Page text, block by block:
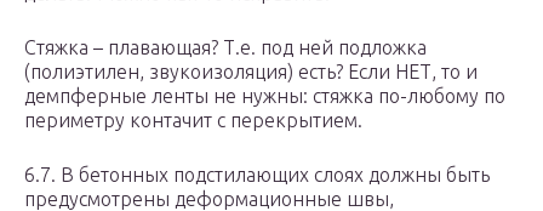
Стяжка – плавающая? Т.е. под ней подложка
(полиэтилен, звукоизоляция) есть? Если НЕТ, то и
демпферные ленты не нужны: стяжка по-любому по
периметру контачит с перекрытием.
6.7. В бетонных подстилающих слоях должны быть
предусмотрены деформационные швы,